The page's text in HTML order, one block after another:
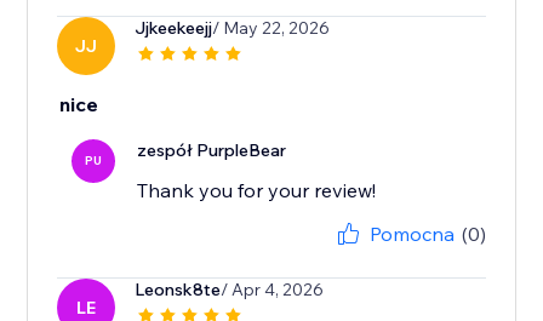
JJ
Jjkeekeejj/ May 22, 2026
nice
PU zespół PurpleBear
Thank you for your review!
Pomocna (0)
LE
Leonsk8te/ Apr 4, 2026